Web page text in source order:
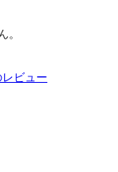
。
ビュー